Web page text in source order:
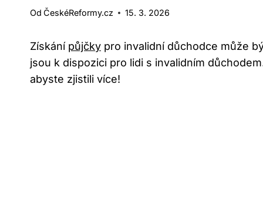
Od ČeskéReformy.cz 15. 3. 2026
Získání půjčky pro invalidní důchodce může
jsou k dispozici pro lidi s invalidním
abyste zjistili více!